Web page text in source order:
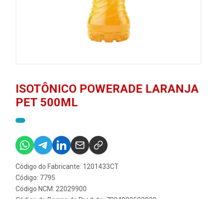
ISOTÔNICO POWERADE LARANJA
PET 500ML
Código do Fabricante: 1201433CT
Código: 7795
Código NCM: 22029900